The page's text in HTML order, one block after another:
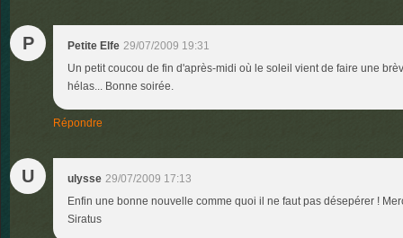
P Petite Elfe 29/07/2009 19:31
Un petit coucou de fin d'après-midi où le soleil vient de faire une
hélas... Bonne soirée.
Répondre
U ulysse 29/07/2009 17:13
Enfin une bonne nouvelle comme quoi il ne faut pas désepérer !
Siratus